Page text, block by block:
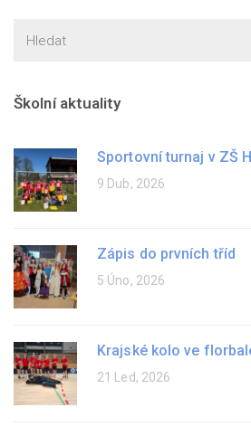
Školní aktuality
Sportovní turnaj v ZŠ
9 Dub, 2026
Zápis do prvních tříd
5 Úno, 2026
Krajské kolo ve
21 Led, 2026